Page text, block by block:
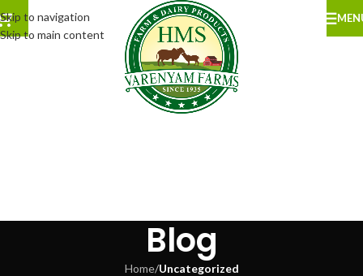
Skip to navigation
Skip to main content
Blog
Home/Uncategorized